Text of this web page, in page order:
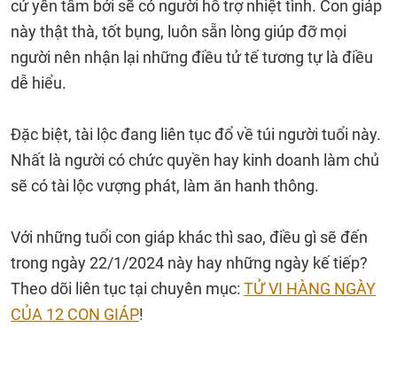
cứ yên tâm bởi sẽ có người hỗ trợ nhiệt tình. Con giáp
này thật thà, tốt bụng, luôn sẵn lòng giúp đỡ mọi
người nên nhận lại những điều tử tế tương tự là điều
dễ hiểu.
Đặc biệt, tài lộc đang liên tục đổ về túi người tuổi này.
Nhất là người có chức quyền hay kinh doanh làm chủ
sẽ có tài lộc vượng phát, làm ăn hanh thông.
Với những tuổi con giáp khác thì sao, điều gì sẽ đến
trong ngày 22/1/2024 này hay những ngày kế tiếp?
Theo dõi liên tục tại chuyên mục: TỬ VI HÀNG NGÀY
CỦA 12 CON GIÁP!